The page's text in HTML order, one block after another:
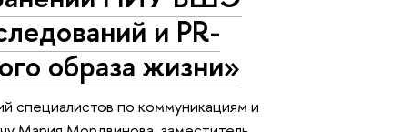
и PR-
образа жизни»
специалистов по коммуникациям и